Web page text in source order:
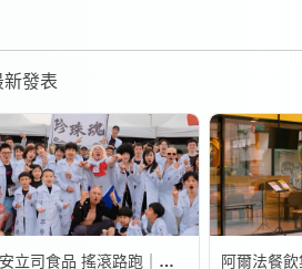
新發表
安立司食品 搖滾路跑｜活動錄影